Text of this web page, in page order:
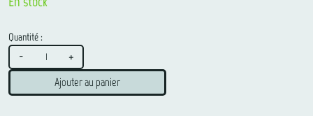
Quantité :
- +
Ajouter au panier